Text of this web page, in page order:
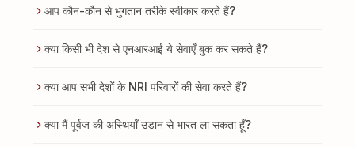
आप कौन-कौन से भुगतान तरीके स्वीकार करते हैं?
क्या किसी भी देश से एनआरआई ये सेवाएँ बुक कर सकते हैं?
क्या आप सभी देशों के NRI परिवारों की सेवा करते हैं?
क्या मैं पूर्वज की अस्थियाँ उड़ान से भारत ला सकता हूँ?